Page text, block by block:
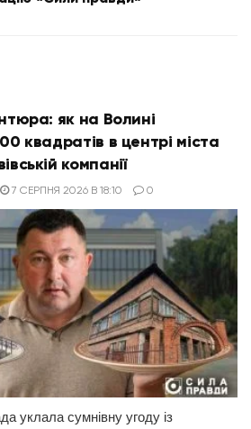
як на Волині
квадратів в центрі міста
компанії
7 СЕРПНЯ 2026 В 18:10 0
уклала сумнівну угоду із